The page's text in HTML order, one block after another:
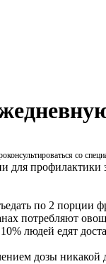
со
профилактики
по 2 порции
потребляют
людей едят
дозы